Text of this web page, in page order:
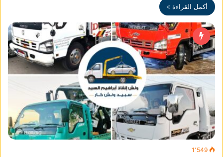
أكمل القراءة »
1٬549